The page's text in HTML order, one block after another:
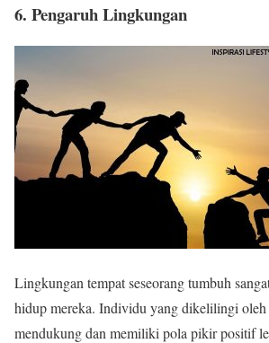
6. Pengaruh Lingkungan
Lingkungan tempat seseorang tumbuh
hidup mereka. Individu yang dikelilingi
mendukung dan memiliki pola pikir positif